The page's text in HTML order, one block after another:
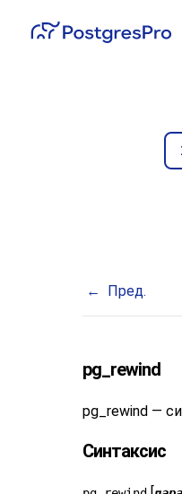
Пред.
pg_rewind
pg_rewind —
Синтаксис